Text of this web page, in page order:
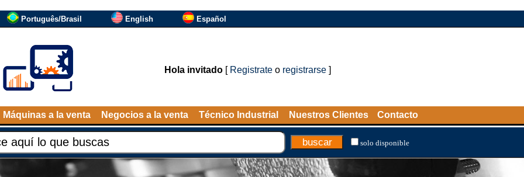
Português/Brasil English Español
Hola invitado[ Registrateo registrarse]
Máquinas a la venta Negocios a la venta Técnico Industrial Nuestros Clientes Contacto
solo disponible